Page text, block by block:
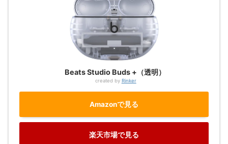
Beats Studio Buds +（透明）
created by Rinker
Amazonで見る
楽天市場で見る